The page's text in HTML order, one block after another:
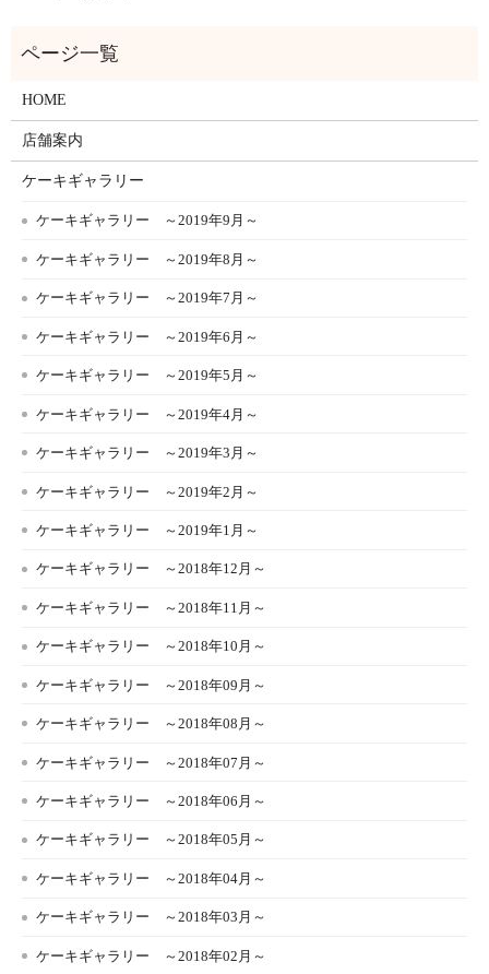
HOME
店舗案内
ケーキギャラリー
ケーキギャラリー ～2019年9月～
ケーキギャラリー ～2019年8月～
ケーキギャラリー ～2019年7月～
ケーキギャラリー ～2019年6月～
ケーキギャラリー ～2019年5月～
ケーキギャラリー ～2019年4月～
ケーキギャラリー ～2019年3月～
ケーキギャラリー ～2019年2月～
ケーキギャラリー ～2019年1月～
ケーキギャラリー ～2018年12月～
ケーキギャラリー ～2018年11月～
ケーキギャラリー ～2018年10月～
ケーキギャラリー ～2018年09月～
ケーキギャラリー ～2018年08月～
ケーキギャラリー ～2018年07月～
ケーキギャラリー ～2018年06月～
ケーキギャラリー ～2018年05月～
ケーキギャラリー ～2018年04月～
ケーキギャラリー ～2018年03月～
ケーキギャラリー ～2018年02月～